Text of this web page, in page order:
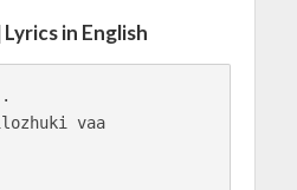
in English
vaa